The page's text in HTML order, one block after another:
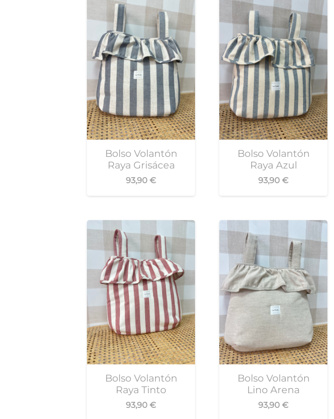
Bolso Volantón
Raya Grisácea
93,90 €
Bolso Volantón
Raya Azul
93,90 €
Bolso Volantón
Raya Tinto
93,90 €
Bolso Volantón
Lino Arena
93,90 €